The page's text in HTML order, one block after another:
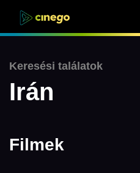
Keresési találatok
Irán
Filmek